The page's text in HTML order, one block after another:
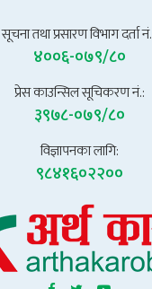
सूचना तथा प्रसारण विभाग दर्ता
४००६-०७९/८०
प्रेस काउन्सिल सूचिकरण नं.:
३९७८-०७९/८०
विज्ञापनका लागि:
९८४१६०२२००